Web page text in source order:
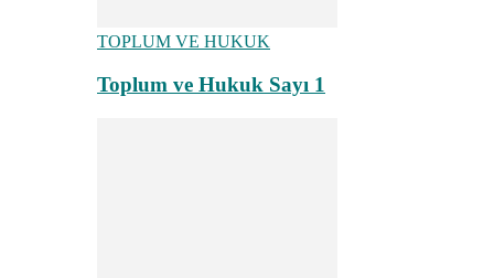
TOPLUM VE HUKUK
Toplum ve Hukuk Sayı 1